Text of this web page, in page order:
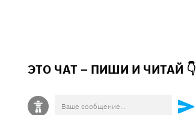
ЭТО ЧАТ – ПИШИ И ЧИТАЙ 👇